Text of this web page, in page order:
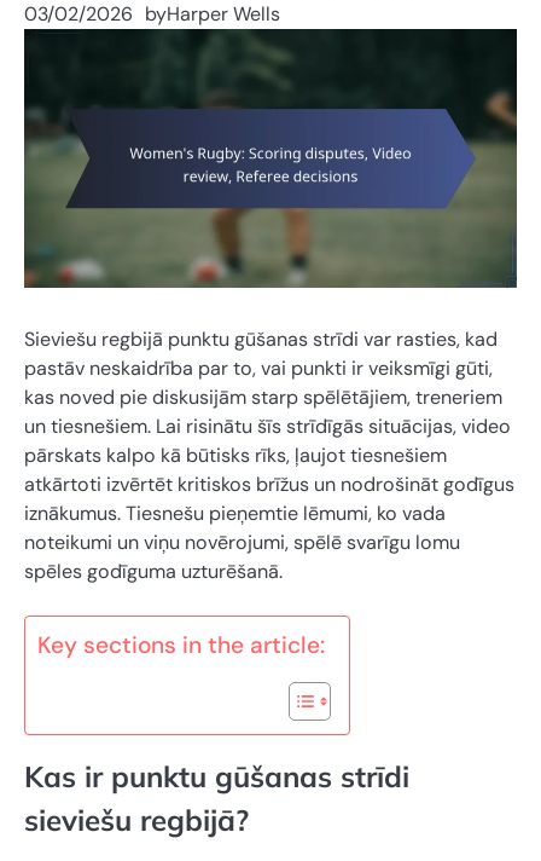
03/02/2026 byHarper Wells
Sieviešu regbijā punktu gūšanas strīdi var rasties, kad
pastāv neskaidrība par to, vai punkti ir veiksmīgi gūti,
kas noved pie diskusijām starp spēlētājiem, treneriem
un tiesnešiem. Lai risinātu šīs strīdīgās situācijas, video
pārskats kalpo kā būtisks rīks, ļaujot tiesnešiem
atkārtoti izvērtēt kritiskos brīžus un nodrošināt godīgus
iznākumus. Tiesnešu pieņemtie lēmumi, ko vada
noteikumi un viņu novērojumi, spēlē svarīgu lomu
spēles godīguma uzturēšanā.
Key sections in the article:
Kas ir punktu gūšanas strīdi
sieviešu regbijā?